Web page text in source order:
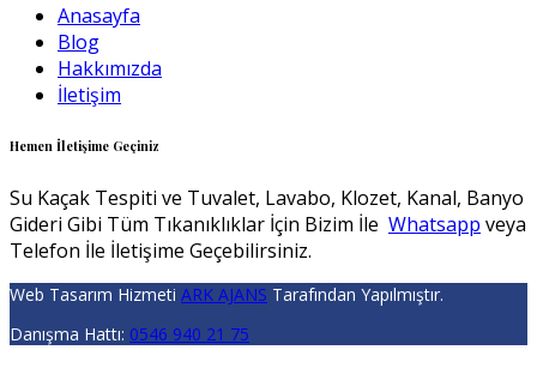
Anasayfa
Blog
Hakkımızda
İletişim
Hemen İletişime Geçiniz
Su Kaçak Tespiti ve Tuvalet, Lavabo, Klozet, Kanal, Banyo
Gideri Gibi Tüm Tıkanıklıklar İçin Bizim İle Whatsapp veya
Telefon İle İletişime Geçebilirsiniz.
Web Tasarım Hizmeti ARK AJANS Tarafından Yapılmıştır.
Danışma Hattı: 0546 940 21 75